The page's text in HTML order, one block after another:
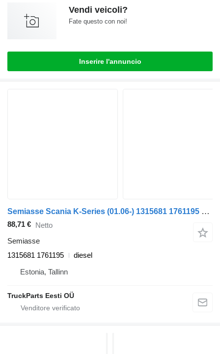
Vendi veicoli?
Fate questo con noi!
Inserire l'annuncio
Semiasse Scania K-Series (01.06-) 1315681 1761195 per autobus Scania K,N,F-series bus (2006-)
88,71 € Netto
Semiasse
1315681 1761195
diesel
Estonia, Tallinn
TruckParts Eesti OÜ